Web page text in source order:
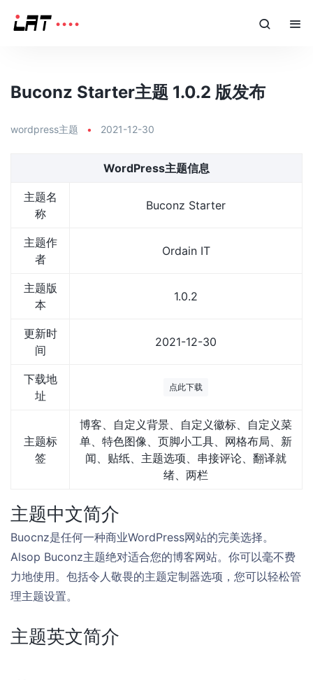
Buconz Starter主题 1.0.2 版发布
wordpress主题 • 2021-12-30
WordPress主题信息
主题名
称
Buconz Starter
主题作
者
Ordain IT
主题版
本
1.0.2
更新时
间
2021-12-30
下载地
址
点此下载
主题标
签
博客、自定义背景、自定义徽标、自定义菜
单、特色图像、页脚小工具、网格布局、新
闻、贴纸、主题选项、串接评论、翻译就
绪、两栏
主题中文简介
Buocnz是任何一种商业WordPress网站的完美选择。
Alsop Buconz主题绝对适合您的博客网站。你可以毫不费
力地使用。包括令人敬畏的主题定制器选项，您可以轻松管
理主题设置。
主题英文简介